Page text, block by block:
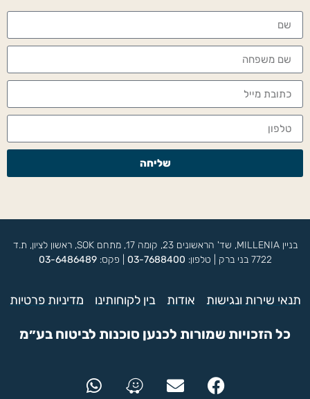
שליחה
בניין MILLENIA, שד' הראשונים 23, קומה 17, מתחם SOK, ראשון לציון, ת.ד
7722 בני ברק | טלפון:
03-7688400 | פקס:03-6486489
תנאי שירות ונגישות אודות בין לקוחותינו מדיניות פרטיות
כל הזכויות שמורות לכנען סוכנות לביטוח בע״מ